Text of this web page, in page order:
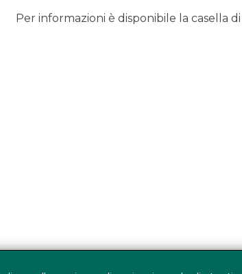
Per informazioni è disponibile la casella